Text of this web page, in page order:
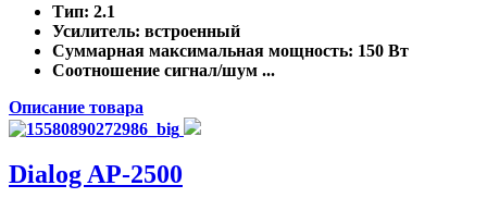
Тип: 2.1
Усилитель: встроенный
Суммарная максимальная мощность: 150 Вт
Соотношение сигнал/шум ...
Описание товара
Dialog AP-2500